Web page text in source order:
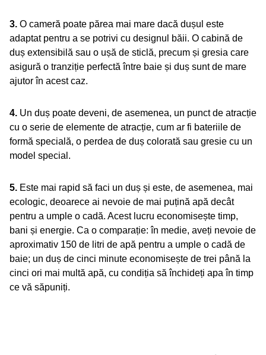
3. O cameră poate părea mai mare dacă dușul este
adaptat pentru a se potrivi cu designul băii. O cabină de
duș extensibilă sau o ușă de sticlă, precum și gresia care
asigură o tranziție perfectă între baie și duș sunt de mare
ajutor în acest caz.
4. Un duș poate deveni, de asemenea, un punct de atracție
cu o serie de elemente de atracție, cum ar fi bateriile de
formă specială, o perdea de duș colorată sau gresie cu un
model special.
5. Este mai rapid să faci un duș și este, de asemenea, mai
ecologic, deoarece ai nevoie de mai puțină apă decât
pentru a umple o cadă. Acest lucru economisește timp,
bani și energie. Ca o comparație: în medie, aveți nevoie de
aproximativ 150 de litri de apă pentru a umple o cadă de
baie; un duș de cinci minute economisește de trei până la
cinci ori mai multă apă, cu condiția să închideți apa în timp
ce vă săpuniți.